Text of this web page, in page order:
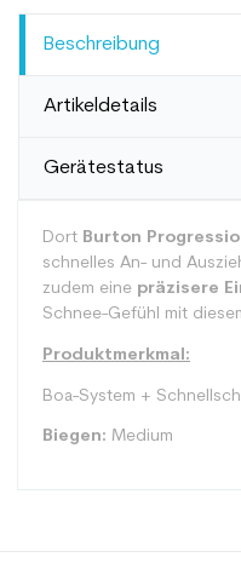
Beschreibung
Artikeldetails
Gerätestatus
Dort Burton
schnelles An- und
zudem eine präzisere
Schnee-Gefühl mit
Produktmerkmal:
Boa-System +
Biegen: Medium